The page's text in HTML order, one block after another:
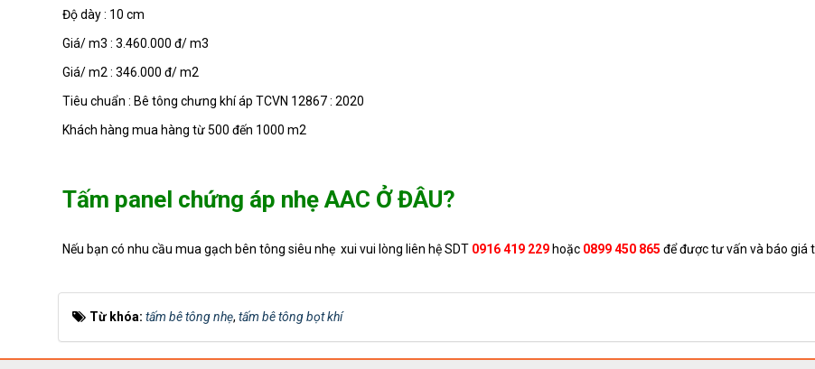
ELP-B3.5-2206075
Độ dày : 10 cm
Giá/ m3 : 3.460.000 đ/ m3
Giá/ m2 : 346.000 đ/ m2
Tiêu chuẩn : Bê tông chưng khí áp TCVN 12867 : 2020
Khách hàng mua hàng từ 500 đến 1000 m2
Tấm panel chứng áp nhẹ AAC Ở ĐÂU?
Nếu bạn có nhu cầu mua gạch bên tông siêu nhẹ xui vui lòng liên hệ SDT 0916 419 229 hoặc 0899 450 865 để được tư vấn và báo giá
Từ khóa: tấm bê tông nhẹ, tấm bê tông bọt khí